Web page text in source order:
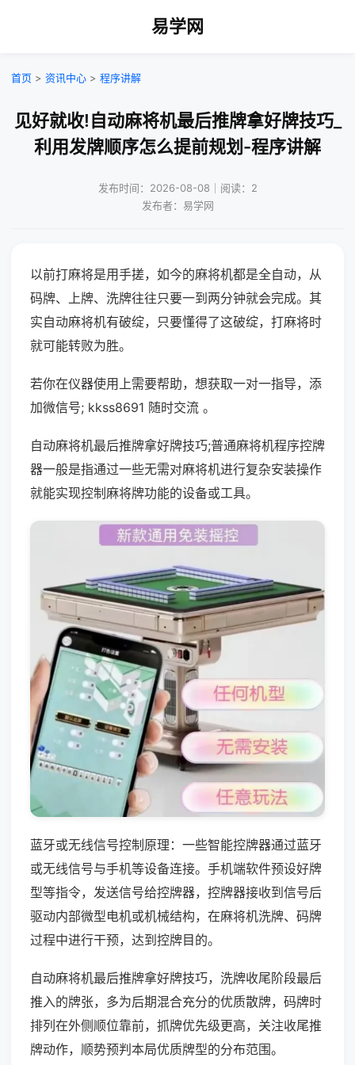
易学网
首页 > 资讯中心 > 程序讲解
见好就收!自动麻将机最后推牌拿好牌技巧_
利用发牌顺序怎么提前规划-程序讲解
发布时间：2026-08-08｜阅读：2
发布者：易学网
以前打麻将是用手搓，如今的麻将机都是全自动，从
码牌、上牌、洗牌往往只要一到两分钟就会完成。其
实自动麻将机有破绽，只要懂得了这破绽，打麻将时
就可能转败为胜。
若你在仪器使用上需要帮助，想获取一对一指导，添
加微信号; kkss8691 随时交流 。
自动麻将机最后推牌拿好牌技巧;普通麻将机程序控牌
器一般是指通过一些无需对麻将机进行复杂安装操作
就能实现控制麻将牌功能的设备或工具。
蓝牙或无线信号控制原理：一些智能控牌器通过蓝牙
或无线信号与手机等设备连接。手机端软件预设好牌
型等指令，发送信号给控牌器，控牌器接收到信号后
驱动内部微型电机或机械结构，在麻将机洗牌、码牌
过程中进行干预，达到控牌目的。
自动麻将机最后推牌拿好牌技巧，洗牌收尾阶段最后
推入的牌张，多为后期混合充分的优质散牌，码牌时
排列在外侧顺位靠前，抓牌优先级更高，关注收尾推
牌动作，顺势预判本局优质牌型的分布范围。